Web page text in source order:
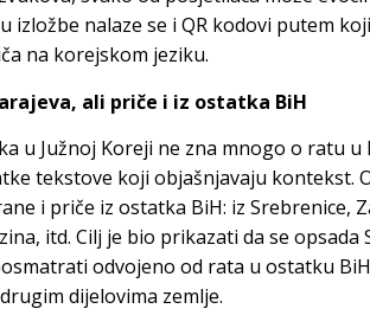
izložbe nalaze se i QR kodovi putem
na korejskom jeziku.
ali priče i iz ostatka BiH
u Južnoj Koreji ne zna mnogo o ratu u
tekstove koji objašnjavaju kontekst.
i priče iz ostatka BiH: iz Srebrenice,
itd. Cilj je bio prikazati da se
odvojeno od rata u ostatku
dijelovima zemlje.